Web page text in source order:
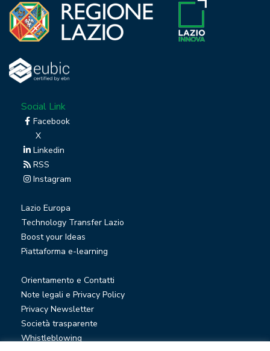
Social Link
Facebook
X
Linkedin
RSS
Instagram
Lazio Europa
Technology Transfer Lazio
Boost your Ideas
Piattaforma e-learning
Orientamento e Contatti
Note legali e Privacy Policy
Privacy Newsletter
Società trasparente
Whistleblowing